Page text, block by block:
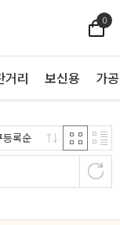
0
리 보신용 가
등록순